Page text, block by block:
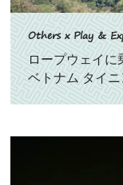
Others x Play &
ロープウェイに
ベトナム タイ